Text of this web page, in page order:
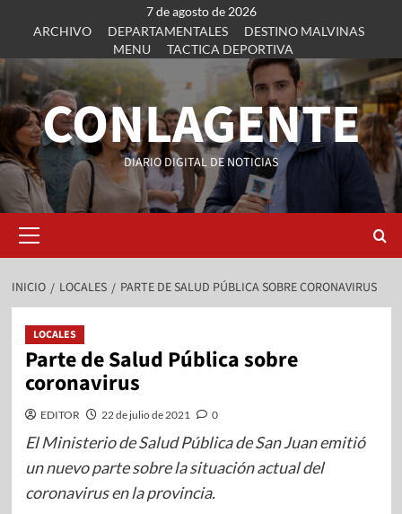
7 de agosto de 2026
ARCHIVO
DEPARTAMENTALES
DESTINO MALVINAS
MENU
TACTICA DEPORTIVA
CONLAGENTE
DIARIO DIGITAL DE NOTICIAS
INICIO LOCALES PARTE DE SALUD PÚBLICA SOBRE CORONAVIRUS
LOCALES
Parte de Salud Pública sobre
coronavirus
EDITOR 22 de julio de 2021 0
El Ministerio de Salud Pública de San Juan emitió
un nuevo parte sobre la situación actual del
coronavirus en la provincia.